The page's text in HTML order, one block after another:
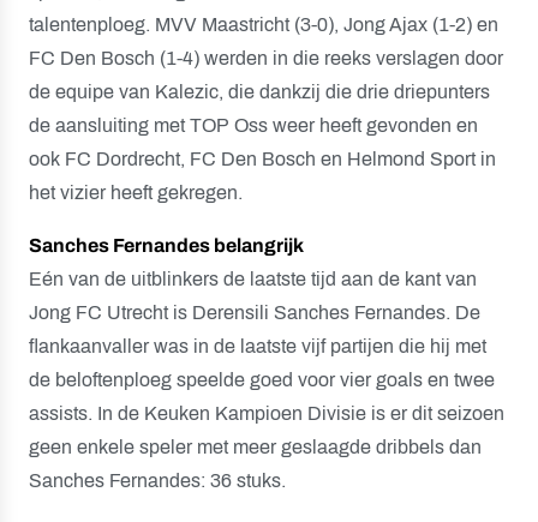
talentenploeg. MVV Maastricht (3-0), Jong Ajax (1-2) en
FC Den Bosch (1-4) werden in die reeks verslagen door
de equipe van Kalezic, die dankzij die drie driepunters
de aansluiting met TOP Oss weer heeft gevonden en
ook FC Dordrecht, FC Den Bosch en Helmond Sport in
het vizier heeft gekregen.
Sanches Fernandes belangrijk
Eén van de uitblinkers de laatste tijd aan de kant van
Jong FC Utrecht is Derensili Sanches Fernandes. De
flankaanvaller was in de laatste vijf partijen die hij met
de beloftenploeg speelde goed voor vier goals en twee
assists. In de Keuken Kampioen Divisie is er dit seizoen
geen enkele speler met meer geslaagde dribbels dan
Sanches Fernandes: 36 stuks.